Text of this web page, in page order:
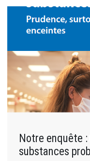
Notre enquête
substances